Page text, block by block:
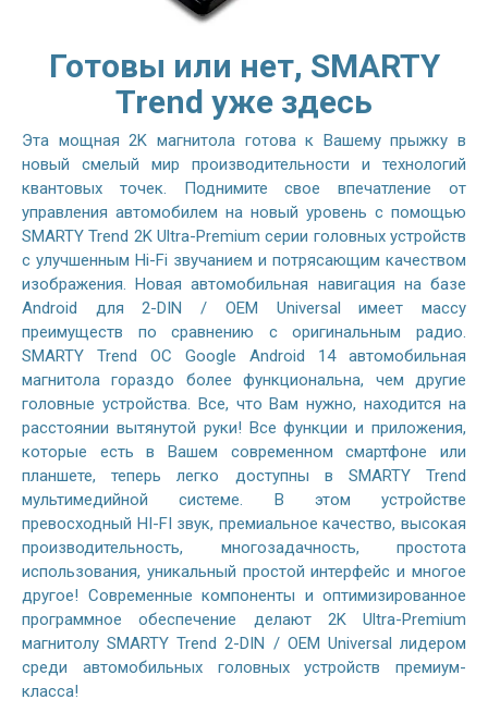
Готовы или нет, SMARTY
Trend уже здесь
Эта мощная 2K магнитола готова к Вашему прыжку в
новый смелый мир производительности и технологий
квантовых точек. Поднимите свое впечатление от
управления автомобилем на новый уровень с помощью
SMARTY Trend 2K Ultra-Premium серии головных устройств
с улучшенным Hi-Fi звучанием и потрясающим качеством
изображения. Новая автомобильная навигация на базе
Android для 2-DIN / OEM Universal имеет массу
преимуществ по сравнению с оригинальным радио.
SMARTY Trend ОС Google Android 14 автомобильная
магнитола гораздо более функциональна, чем другие
головные устройства. Все, что Вам нужно, находится на
расстоянии вытянутой руки! Все функции и приложения,
которые есть в Вашем современном смартфоне или
планшете, теперь легко доступны в SMARTY Trend
мультимедийной системе. В этом устройстве
превосходный HI-FI звук, премиальное качество, высокая
производительность, многозадачность, простота
использования, уникальный простой интерфейс и многое
другое! Современные компоненты и оптимизированное
программное обеспечение делают 2K Ultra-Premium
магнитолу SMARTY Trend 2-DIN / OEM Universal лидером
среди автомобильных головных устройств премиум-
класса!